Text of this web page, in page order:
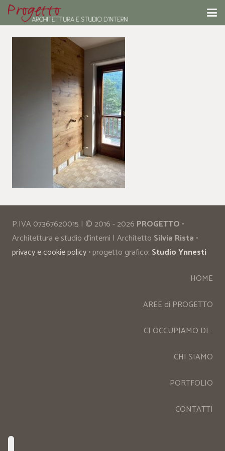
P.IVA 07367620015 | © 2016 - 2026 PROGETTO •
Architettura e studio d’interni | Architetto Silvia Rista •
privacy e cookie policy• progetto grafico: Studio Ynnesti
HOME
AREE di PROGETTO
CI OCCUPIAMO DI…
CHI SIAMO
PORTFOLIO
CONTATTI